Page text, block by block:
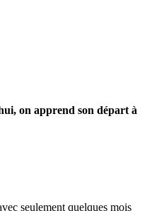
on apprend son départ à
seulement quelques mois